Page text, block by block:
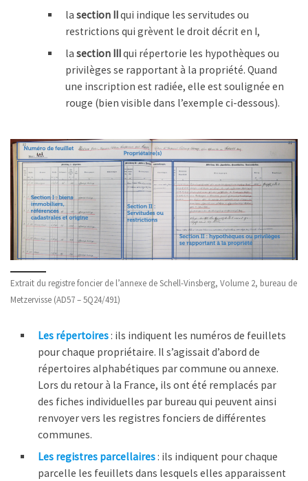
la section IIqui indique les servitudes ou
restrictions qui grèvent le droit décrit en I,
la section IIIqui répertorie les hypothèques ou
privilèges se rapportant à la propriété. Quand
une inscription est radiée, elle est soulignée en
rouge (bien visible dans l’exemple ci-dessous).
Extrait du registre foncier de l’annexe de Schell-Vinsberg, Volume 2, bureau de
Metzervisse (AD57 – 5Q24/491)
Les répertoires : ils indiquent les numéros de feuillets
pour chaque propriétaire. Il s’agissait d’abord de
répertoires alphabétiques par commune ou annexe.
Lors du retour à la France, ils ont été remplacés par
des fiches individuelles par bureau qui peuvent ainsi
renvoyer vers les registres fonciers de différentes
communes.
Les registres parcellaires : ils indiquent pour chaque
parcelle les feuillets dans lesquels elles apparaissent